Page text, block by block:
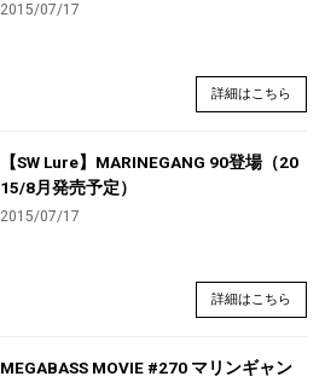
2015/07/17
詳細はこちら
【SW Lure】MARINEGANG 90登場（20
15/8月発売予定）
2015/07/17
詳細はこちら
MEGABASS MOVIE #270 マリンギャン